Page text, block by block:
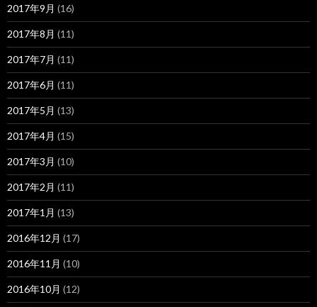
2017年9月 (16)
2017年8月 (11)
2017年7月 (11)
2017年6月 (11)
2017年5月 (13)
2017年4月 (15)
2017年3月 (10)
2017年2月 (11)
2017年1月 (13)
2016年12月 (17)
2016年11月 (10)
2016年10月 (12)